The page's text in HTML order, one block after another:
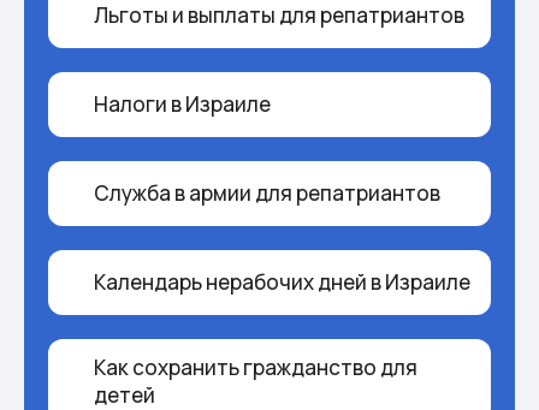
Льготы и выплаты для репатриантов
Налоги в Израиле
Cлужба в армии для репатриантов
Календарь нерабочих дней в Израиле
Как сохранить гражданство для
детей